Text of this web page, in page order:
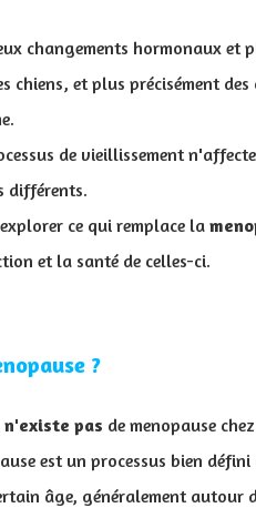
changements hormonaux et
et plus précisément
de vieillissement
différents.
ce qui remplace la
et la santé de celles-ci.
?
n'existe pas de menopause
est un processus bien
âge, généralement autour